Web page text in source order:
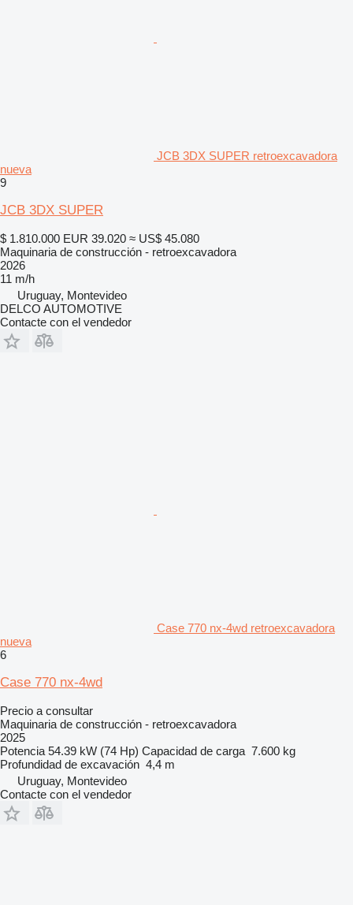
JCB 3DX SUPER retroexcavadora
nueva
9
JCB 3DX SUPER
$ 1.810.000 EUR 39.020 ≈ US$ 45.080
Maquinaria de construcción - retroexcavadora
2026
11 m/h
Uruguay, Montevideo
DELCO AUTOMOTIVE
Contacte con el vendedor
Case 770 nx-4wd retroexcavadora
nueva
6
Case 770 nx-4wd
Precio a consultar
Maquinaria de construcción - retroexcavadora
2025
Potencia 54.39 kW (74 Hp) Capacidad de carga 7.600 kg
Profundidad de excavación 4,4 m
Uruguay, Montevideo
Contacte con el vendedor